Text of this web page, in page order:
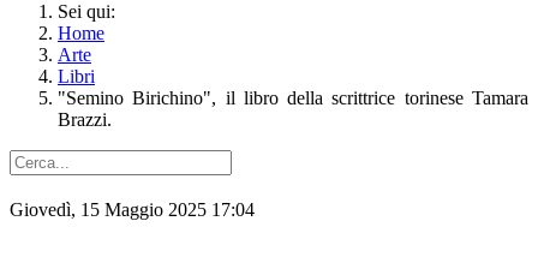
Sei qui:
Home
Arte
Libri
"Semino Birichino", il libro della scrittrice torinese Tamara
Brazzi.
Giovedì, 15 Maggio 2025 17:04